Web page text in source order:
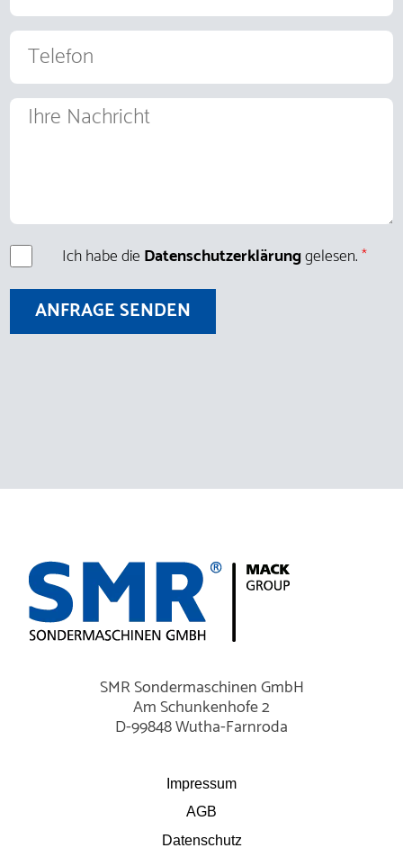
Telefon
Ihre
Nachricht
DatenschutzIch habe die Datenschutzerklärunggelesen.*
SondermaschinenSMR Sondermaschinen GmbH
Am Schunkenhofe 2
D-99848 Wutha-Farnroda
Impressum
AGB
Datenschutz